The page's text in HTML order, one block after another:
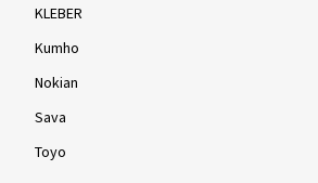
KLEBER
Kumho
Nokian
Sava
Toyo